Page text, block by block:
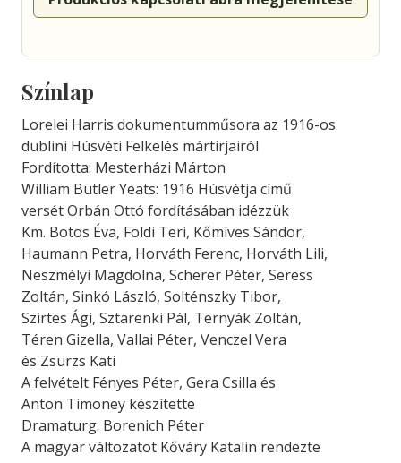
Színlap
Lorelei Harris dokumentumműsora az 1916-os
dublini Húsvéti Felkelés mártírjairól
Fordította: Mesterházi Márton
William Butler Yeats: 1916 Húsvétja című
versét Orbán Ottó fordításában idézzük
Km. Botos Éva, Földi Teri, Kőmíves Sándor,
Haumann Petra, Horváth Ferenc, Horváth Lili,
Neszmélyi Magdolna, Scherer Péter, Seress
Zoltán, Sinkó László, Solténszky Tibor,
Szirtes Ági, Sztarenki Pál, Ternyák Zoltán,
Téren Gizella, Vallai Péter, Venczel Vera
és Zsurzs Kati
A felvételt Fényes Péter, Gera Csilla és
Anton Timoney készítette
Dramaturg: Borenich Péter
A magyar változatot Kőváry Katalin rendezte